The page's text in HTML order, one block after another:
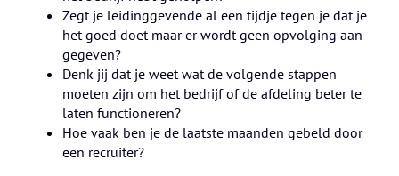
Zegt je leidinggevende al een tijdje tegen je dat je
het goed doet maar er wordt geen opvolging aan
gegeven?
Denk jij dat je weet wat de volgende stappen
moeten zijn om het bedrijf of de afdeling beter te
laten functioneren?
Hoe vaak ben je de laatste maanden gebeld door
een recruiter?